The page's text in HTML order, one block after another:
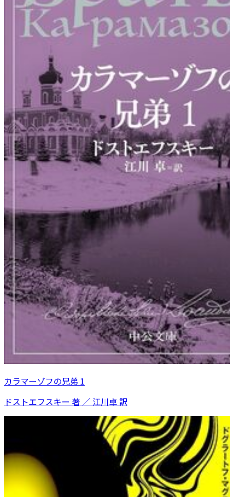
カラマーゾフの兄弟 1
ドストエフスキー 著 ／ 江川卓 訳